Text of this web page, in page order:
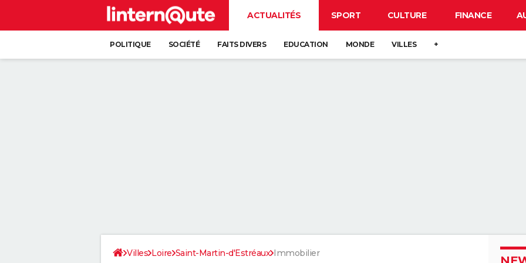
ACTUALITÉS SPORT CULTURE FINANCE
POLITIQUE SOCIÉTÉ FAITS DIVERS EDUCATION MONDE VILLES +
Villes Loire Saint-Martin-d'Estréaux Immobilier